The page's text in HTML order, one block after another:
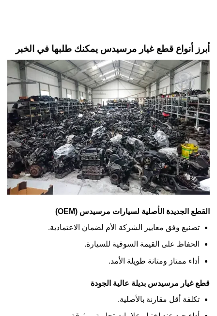
أبرز أنواع قطع غيار مرسيدس يمكنك طلبها في الخبر
القطع الجديدة الأصلية لسيارات مرسيدس (OEM)
تصنيع وفق معايير الشركة الأم لضمان الاعتمادية.
الحفاظ على القيمة السوقية للسيارة.
أداء ممتاز ومتانة طويلة الأمد.
قطع غيار مرسيدس بديلة عالية الجودة
تكلفة أقل مقارنة بالأصلية.